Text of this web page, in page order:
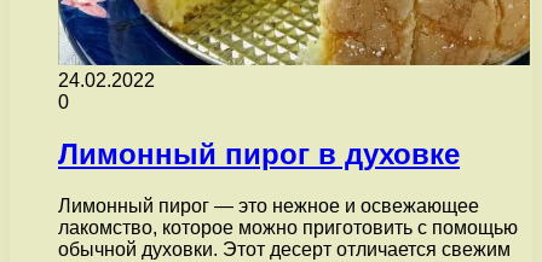
24.02.2022
0
Лимонный пирог в духовке
Лимонный пирог — это нежное и освежающее
лакомство, которое можно приготовить с помощью
обычной духовки. Этот десерт отличается свежим